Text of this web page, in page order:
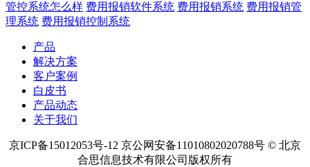
管控系统怎么样 费用报销软件系统 费用报销系统 费用报销管
理系统 费用报销控制系统
产品
解决方案
客户案例
白皮书
产品动态
关于我们
京ICP备15012053号-12 京公网安备11010802020788号 © 北京
合思信息技术有限公司版权所有